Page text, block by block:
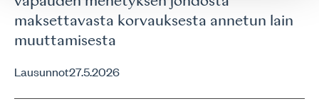
maksettavasta korvauksesta annetun lain
muuttamisesta
Lausunnot27.5.2026